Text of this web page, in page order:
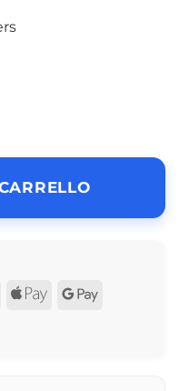
Hunters quantità
Apple Google